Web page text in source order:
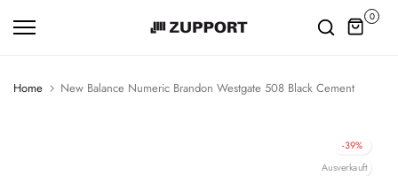
Zum
Inhalt
0
Home New Balance Numeric Brandon Westgate 508 Black Cement
-39%
Ausverkauft